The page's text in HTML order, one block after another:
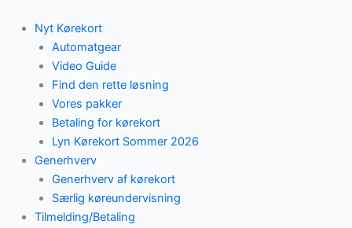
content
Nyt Kørekort
Automatgear
Video Guide
Find den rette løsning
Vores pakker
Betaling for kørekort
Lyn Kørekort Sommer 2026
Generhverv
Generhverv af kørekort
Særlig køreundervisning
Tilmelding/Betaling